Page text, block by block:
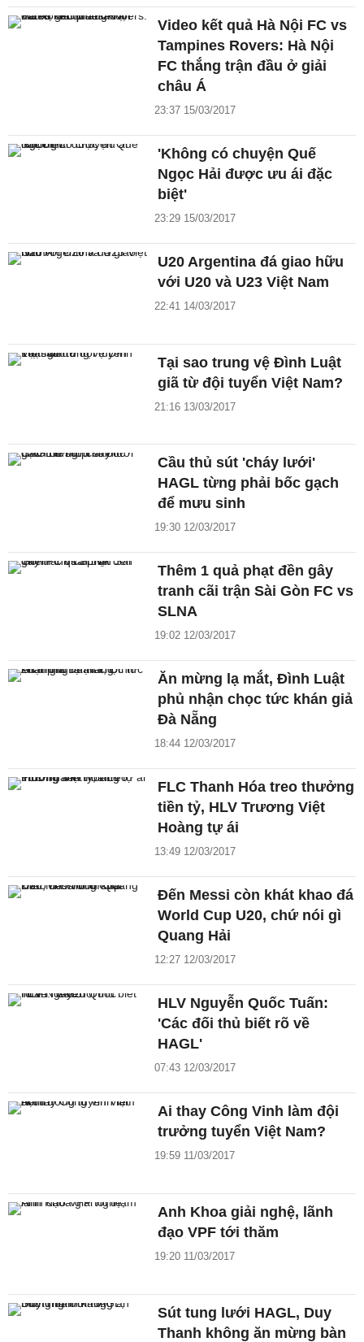
Video kết quả Hà Nội FC vs
Tampines Rovers: Hà Nội
FC thắng trận đầu ở giải
châu Á
23:37 15/03/2017
'Không có chuyện Quế
Ngọc Hải được ưu ái đặc
biệt'
23:29 15/03/2017
U20 Argentina đá giao hữu
với U20 và U23 Việt Nam
22:41 14/03/2017
Tại sao trung vệ Đình Luật
giã từ đội tuyển Việt Nam?
21:16 13/03/2017
Cầu thủ sút 'cháy lưới'
HAGL từng phải bốc gạch
để mưu sinh
19:30 12/03/2017
Thêm 1 quả phạt đền gây
tranh cãi trận Sài Gòn FC vs
SLNA
19:02 12/03/2017
Ăn mừng lạ mắt, Đình Luật
phủ nhận chọc tức khán giả
Đà Nẵng
18:44 12/03/2017
FLC Thanh Hóa treo thưởng
tiền tỷ, HLV Trương Việt
Hoàng tự ái
13:49 12/03/2017
Đến Messi còn khát khao đá
World Cup U20, chứ nói gì
Quang Hải
12:27 12/03/2017
HLV Nguyễn Quốc Tuấn:
'Các đối thủ biết rõ về
HAGL'
07:43 12/03/2017
Ai thay Công Vinh làm đội
trưởng tuyển Việt Nam?
19:59 11/03/2017
Anh Khoa giải nghệ, lãnh
đạo VPF tới thăm
19:20 11/03/2017
Sút tung lưới HAGL, Duy
Thanh không ăn mừng bàn